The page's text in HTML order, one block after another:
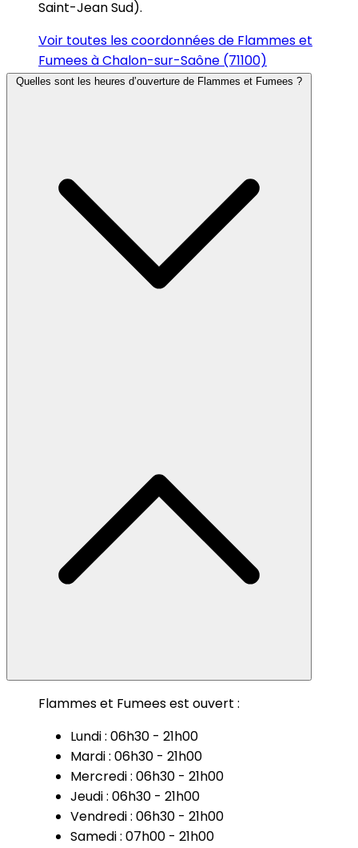
Saint-Jean Sud).
Voir toutes les coordonnées de Flammes et
Fumees à Chalon-sur-Saône (71100)
Quelles sont les heures d’ouverture de Flammes et Fumees ?
Flammes et Fumees est ouvert :
Lundi : 06h30 - 21h00
Mardi : 06h30 - 21h00
Mercredi : 06h30 - 21h00
Jeudi : 06h30 - 21h00
Vendredi : 06h30 - 21h00
Samedi : 07h00 - 21h00